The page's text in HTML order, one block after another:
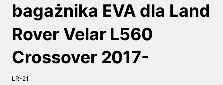
bagażnika EVA dla Land
Rover Velar L560
Crossover 2017-
LR-21